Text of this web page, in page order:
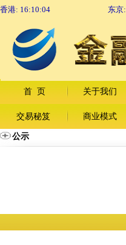
香港: 16:10:05 东京:
首 页 关于我们
交易秘笈 商业模式
公示